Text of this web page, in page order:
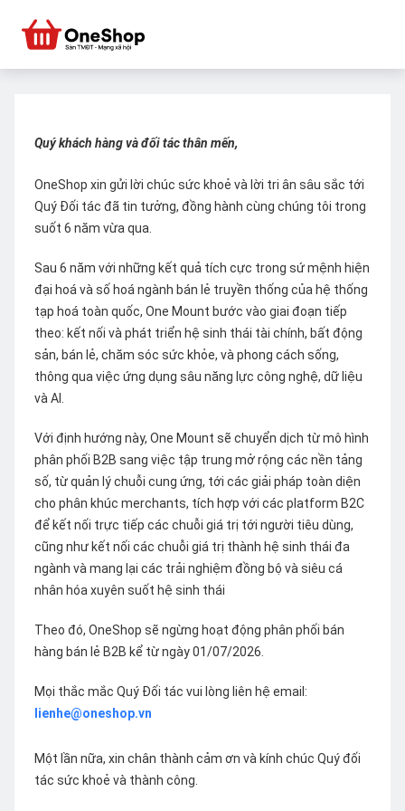
Quý khách hàng và đối tác thân mến,
OneShop xin gửi lời chúc sức khoẻ và lời tri ân sâu sắc tới
Quý Đối tác đã tin tưởng, đồng hành cùng chúng tôi trong
suốt 6 năm vừa qua.
Sau 6 năm với những kết quả tích cực trong sứ mệnh hiện
đại hoá và số hoá ngành bán lẻ truyền thống của hệ thống
tạp hoá toàn quốc, One Mount bước vào giai đoạn tiếp
theo: kết nối và phát triển hệ sinh thái tài chính, bất động
sản, bán lẻ, chăm sóc sức khỏe, và phong cách sống,
thông qua việc ứng dụng sâu năng lực công nghệ, dữ liệu
và AI.
Với định hướng này, One Mount sẽ chuyển dịch từ mô hình
phân phối B2B sang việc tập trung mở rộng các nền tảng
số, từ quản lý chuỗi cung ứng, tới các giải pháp toàn diện
cho phân khúc merchants, tích hợp với các platform B2C
để kết nối trực tiếp các chuỗi giá trị tới người tiêu dùng,
cũng như kết nối các chuỗi giá trị thành hệ sinh thái đa
ngành và mang lại các trải nghiệm đồng bộ và siêu cá
nhân hóa xuyên suốt hệ sinh thái
Theo đó, OneShop sẽ ngừng hoạt động phân phối bán
hàng bán lẻ B2B kể từ ngày 01/07/2026.
Mọi thắc mắc Quý Đối tác vui lòng liên hệ email:
lienhe@oneshop.vn
Một lần nữa, xin chân thành cảm ơn và kính chúc Quý đối
tác sức khoẻ và thành công.